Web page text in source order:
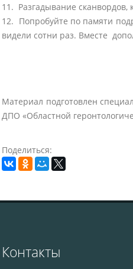
11. Разгадывание
12. Попробуйте по памяти
видели сотни раз. Вместе
Материал подготовлен
ДПО «Областной
Поделиться:
Контакты